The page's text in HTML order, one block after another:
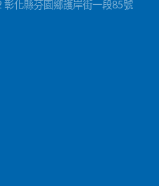
彰化縣芬園鄉護岸街一段